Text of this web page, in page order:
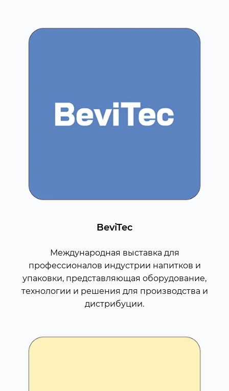
BeviTec
Международная выставка для
профессионалов индустрии напитков и
упаковки, представляющая оборудование,
технологии и решения для производства и
дистрибуции.